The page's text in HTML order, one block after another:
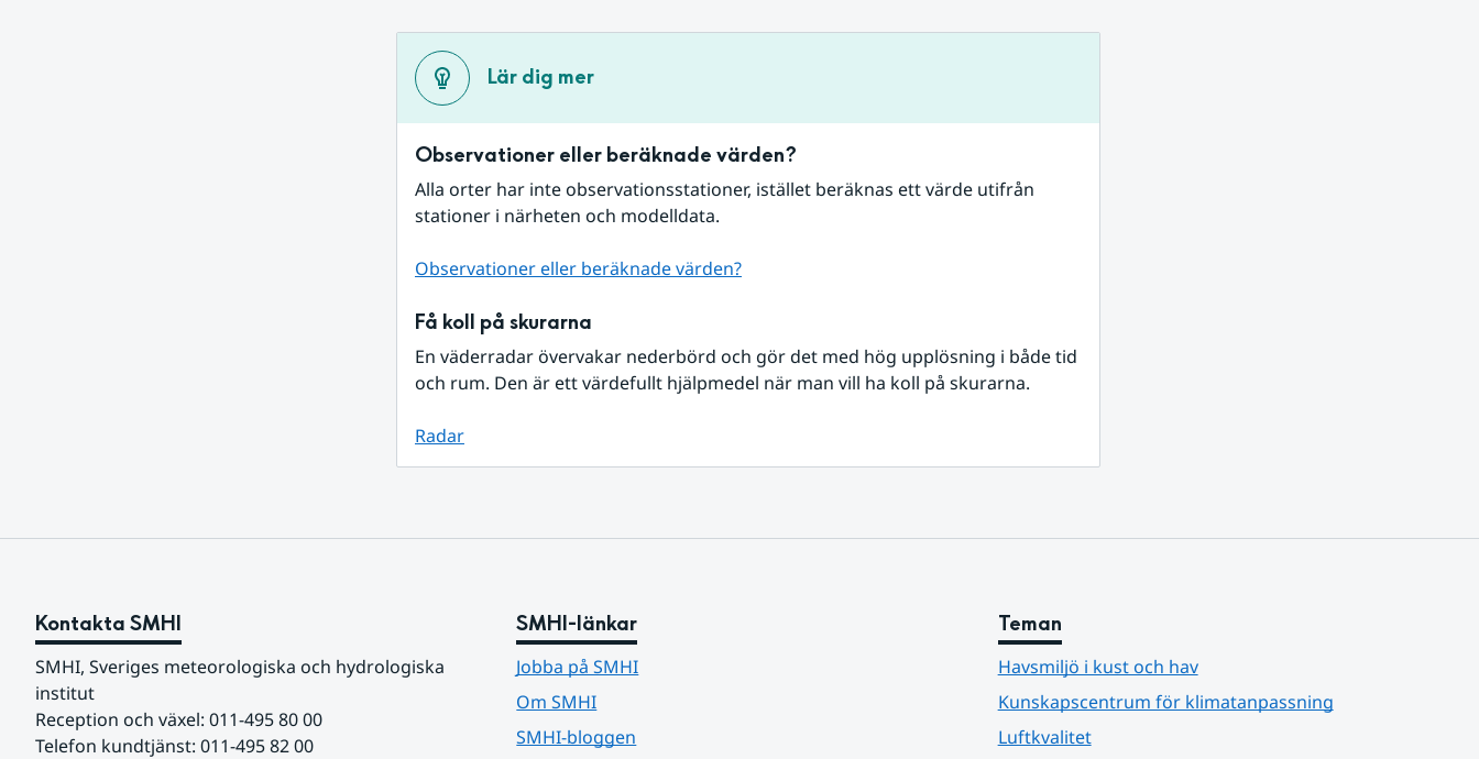
Lär dig mer
Observationer eller beräknade värden?
Alla orter har inte observationsstationer, istället beräknas ett värde utifrån
stationer i närheten och modelldata.
Observationer eller beräknade värden?
Få koll på skurarna
En väderradar övervakar nederbörd och gör det med hög upplösning i både tid
och rum. Den är ett värdefullt hjälpmedel när man vill ha koll på skurarna.
Radar
Kontakta SMHI
SMHI, Sveriges meteorologiska och hydrologiska
institut
Reception och växel: 011-495 80 00
Telefon kundtjänst: 011-495 82 00
SMHI-länkar
Jobba på SMHI
Om SMHI
SMHI-bloggen
Teman
Havsmiljö i kust och hav
Kunskapscentrum för klimatanpassning
Luftkvalitet